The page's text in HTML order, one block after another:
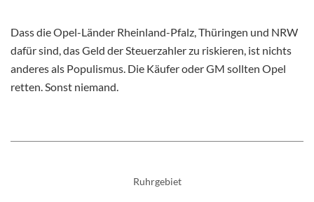
Dass die Opel-Länder Rheinland-Pfalz, Thüringen und NRW
dafür sind, das Geld der Steuerzahler zu riskieren, ist nichts
anderes als Populismus. Die Käufer oder GM sollten Opel
retten. Sonst niemand.
Ruhrgebiet